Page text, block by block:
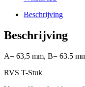
Beschrijving
Beschrijving
A= 63,5 mm, B= 63.5
RVS T-Stuk